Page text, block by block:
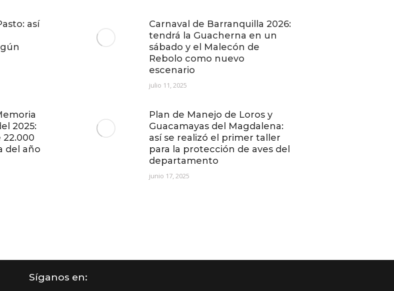
así
Carnaval de Barranquilla 2026:
tendrá la Guacherna en un
sábado y el Malecón de
Rebolo como nuevo
escenario
julio 11, 2025
2025:
22.000
del año
Plan de Manejo de Loros y
Guacamayas del Magdalena:
así se realizó el primer taller
para la protección de aves del
departamento
junio 17, 2025
Síganos en: